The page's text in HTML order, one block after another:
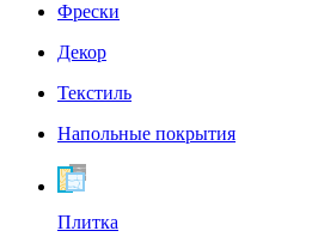
Фрески
Декор
Текстиль
Напольные покрытия
Плитка